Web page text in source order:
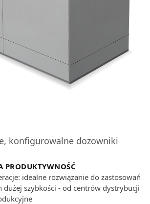
konfigurowalne dozowniki
PRODUKTYWNOŚĆ
idealne rozwiązanie do zastosowań
dużej szybkości - od centrów dystrybucji